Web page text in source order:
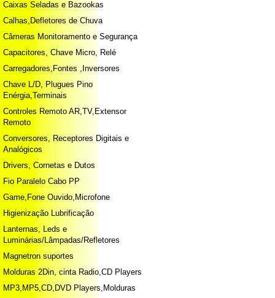
Caixas Seladas e Bazookas
Calhas,Defletores de Chuva
Câmeras Monitoramento e Segurança
Capacitores, Chave Micro, Relé
Carregadores,Fontes ,Inversores
Chave L/D, Plugues Pino
Enérgia,Terminais
Controles Remoto AR,TV,Extensor
Remoto
Conversores, Receptores Digitais e
Analógicos
Drivers, Cornetas e Dutos
Fio Paralelo Cabo PP
Game,Fone Ouvido,Microfone
Higienização Lubrificação
Lanternas, Leds e
Luminárias/Lâmpadas/Refletores
Magnetron suportes
Molduras 2Din, cinta Radio,CD Players
MP3,MP5,CD,DVD Players,Molduras